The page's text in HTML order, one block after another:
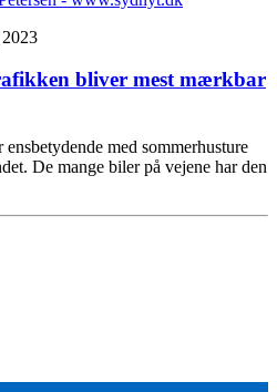
bliver mest mærkbar
med sommerhusture
De mange biler på vejene har den